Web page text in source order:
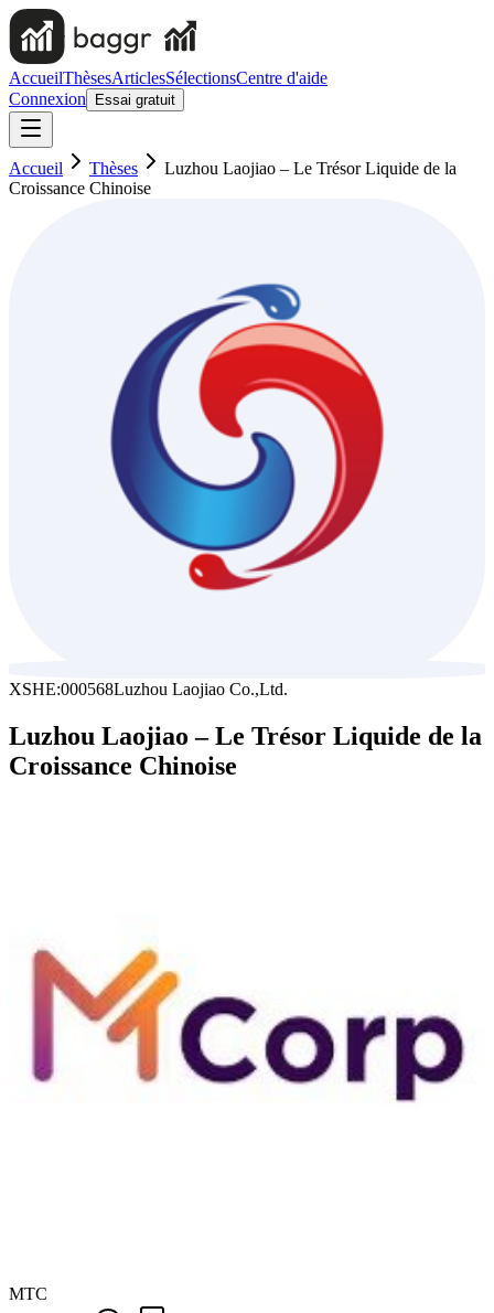
AccueilThèsesArticlesSélectionsCentre d'aide
Connexion
Essai gratuit
Accueil Thèses
Luzhou Laojiao – Le Trésor Liquide de la
Croissance Chinoise
XSHE:000568Luzhou Laojiao Co.,Ltd.
Luzhou Laojiao – Le Trésor Liquide de la
Croissance Chinoise
MTC